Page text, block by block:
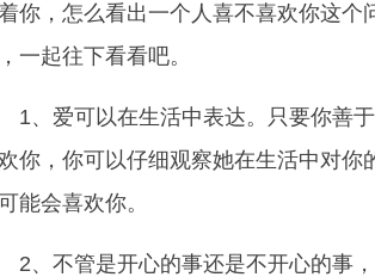
你，怎么看出一个人喜不喜欢你这
一起往下看看吧。
1、爱可以在生活中表达。只要你善
你，你可以仔细观察她在生活中对你
能会喜欢你。
2、不管是开心的事还是不开心的事